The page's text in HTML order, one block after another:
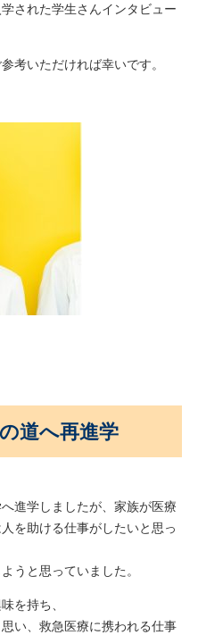
された学生さんインタビュー
考いただければ幸いです。
道へ再進学
進学しましたが、家族が医療
を助ける仕事がしたいと思っ
うと思っていました。
を持ち、
い、救急医療に携われる仕事